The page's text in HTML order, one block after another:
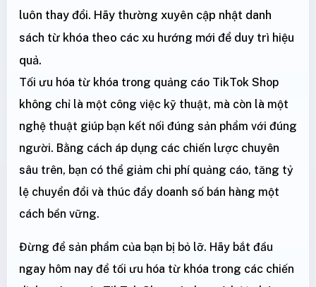
luôn thay đổi. Hãy thường xuyên cập nhật danh
sách từ khóa theo các xu hướng mới để duy trì hiệu
quả.
Tối ưu hóa từ khóa trong quảng cáo TikTok Shop
không chỉ là một công việc kỹ thuật, mà còn là một
nghệ thuật giúp bạn kết nối đúng sản phẩm với đúng
người. Bằng cách áp dụng các chiến lược chuyên
sâu trên, bạn có thể giảm chi phí quảng cáo, tăng tỷ
lệ chuyển đổi và thúc đẩy doanh số bán hàng một
cách bền vững.
Đừng để sản phẩm của bạn bị bỏ lỡ. Hãy bắt đầu
ngay hôm nay để tối ưu hóa từ khóa trong các chiến